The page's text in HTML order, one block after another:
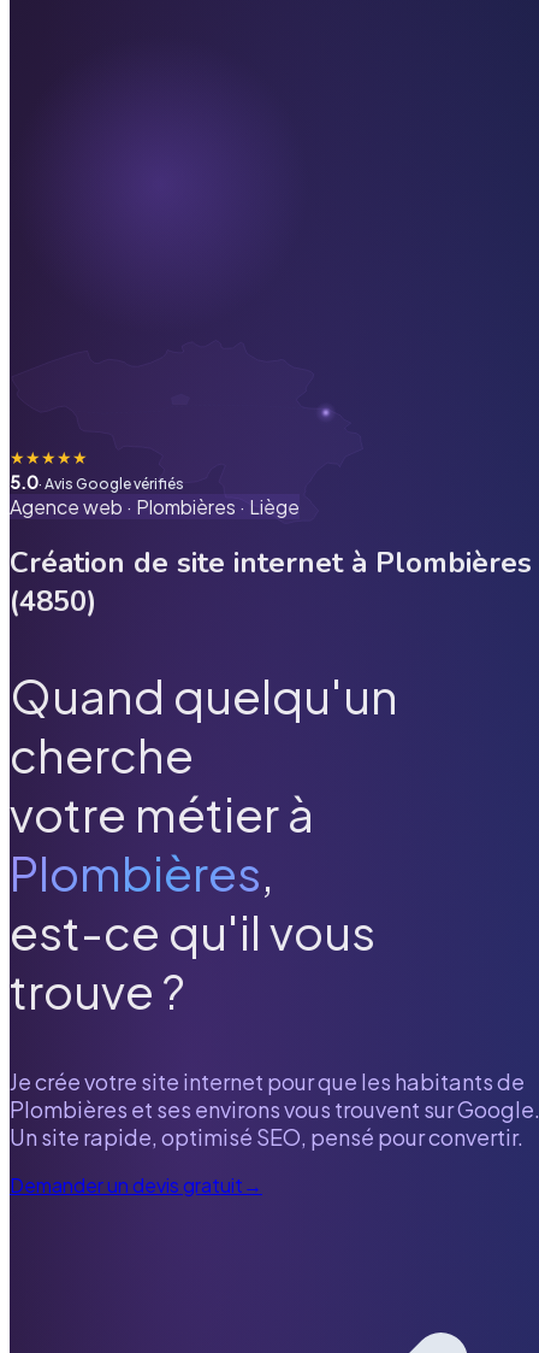
★★★★★
5.0· Avis Google vérifiés
Agence web · Plombières · Liège
Création de site internet à Plombières
(4850)
Quand quelqu'un
cherche
votre métier à
Plombières,
est-ce qu'il vous
trouve ?
Je crée votre site internet pour que les habitants de
Plombières et ses environs vous trouvent sur Google.
Un site rapide, optimisé SEO, pensé pour convertir.
Demander un devis gratuit→